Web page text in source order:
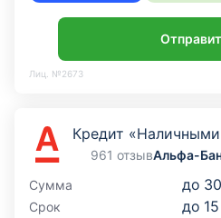
Лиц. №2673
Кредит
961 отзывАльфа-
Сумма
до
Срок до 15